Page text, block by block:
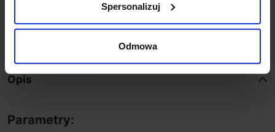
Spersonalizuj
Odmowa
Zapytaj o produkt
Opis
Parametry: